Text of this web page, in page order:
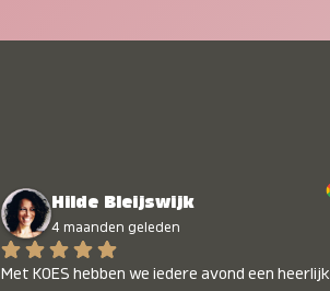
Hilde Bleijswijk
4 maanden geleden
Met KOES hebben we iedere avond een heerlijk